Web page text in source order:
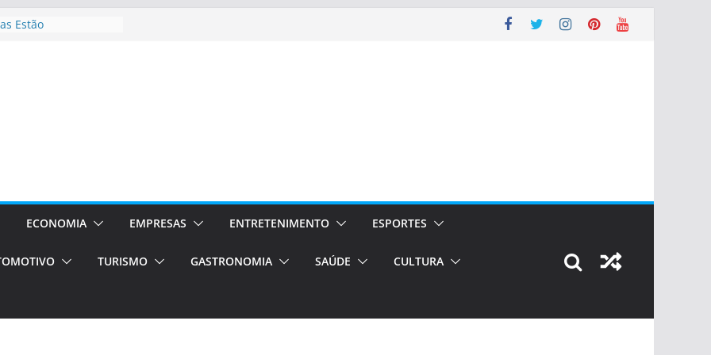
Estão
em Porto
de transfer,
de alto padrão
bolsas –
para o segundo
únicas e
de volta!
ECONOMIA EMPRESAS ENTRETENIMENTO ESPORTES
TURISMO GASTRONOMIA SAÚDE CULTURA